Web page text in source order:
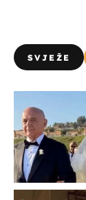
SVJEŽE